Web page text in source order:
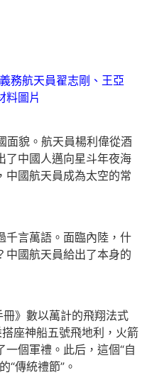
航天員翟志剛、王亞
料圖片
貌。航天員楊利偉從酒
了中國人邁向星斗年夜海
中國航天員成為太空的常
言萬語。面臨內陸，什
中國航天員給出了本身的
》數以萬計的飛翔法式
座神船五號飛地利，火箭
一個軍禮。此后，這個“自
“傳統禮節”。